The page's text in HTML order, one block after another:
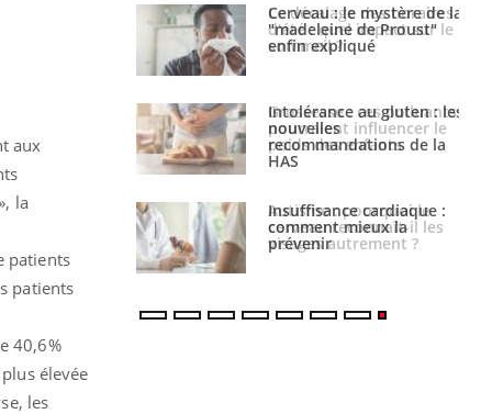
aux
la
patients
patients
40,6%
élevée
les
de la
cardiaque :
Le décalage des horaires
d'été : quel impact sur le
sommeil ?
Grossesse : ces polluants
pourraient influencer le
poids des enfants
Autisme : pourquoi le
cerveau reconnaît-il les
visages autrement ?